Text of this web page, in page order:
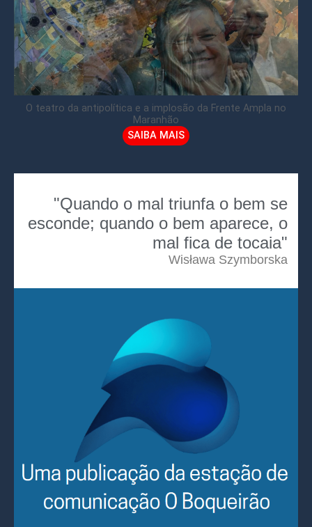
O teatro da antipolítica e a implosão da Frente Ampla no
Maranhão
SAIBA MAIS
"Quando o mal triunfa o bem se
esconde; quando o bem aparece, o
mal fica de tocaia"
Wisława Szymborska